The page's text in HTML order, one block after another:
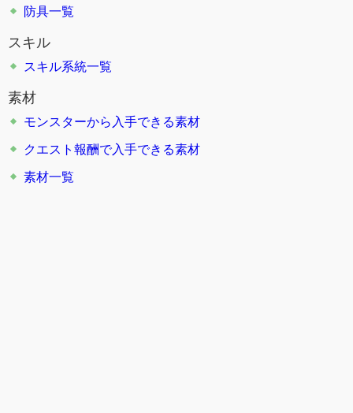
防具一覧
スキル
スキル系統一覧
素材
モンスターから入手できる素材
クエスト報酬で入手できる素材
素材一覧